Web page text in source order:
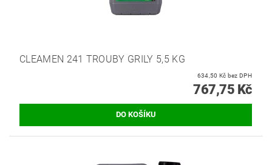
CLEAMEN 241 TROUBY GRILY 5,5 KG
634,50 Kč bez DPH
767,75 Kč